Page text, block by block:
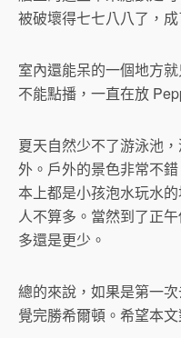
被破壞得七七八八了，
室內還能呆的一個地方
不能點播，一直在放
夏天自然少不了游泳池
外。戶外的景色非常不
本上都是小孩泡水玩水
人不算多。當然到了正
多還是更少。
總的來說，如果是第一
覺完勝希爾頓。希望本